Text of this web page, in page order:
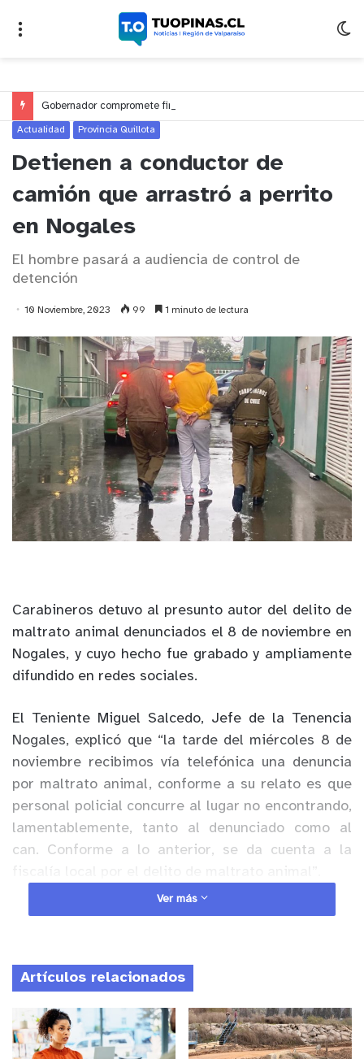
Actualidad Provincia Quillota
Detienen a conductor de
camión que arrastró a perrito
en Nogales
El hombre pasará a audiencia de control de
detención
10 Noviembre, 2023 99 1 minuto de lectura
Carabineros detuvo al presunto autor del delito de
maltrato animal denunciados el 8 de noviembre en
Nogales, y cuyo hecho fue grabado y ampliamente
difundido en redes sociales.
El Teniente Miguel Salcedo, Jefe de la Tenencia
Nogales, explicó que “la tarde del miércoles 8 de
noviembre recibimos vía telefónica una denuncia
por maltrato animal, conforme a su relato es que
personal policial concurre al lugar no encontrando,
lamentablemente, tanto al denunciado como al
can. Conforme a lo anterior, se da cuenta a la
Anuncio Patrocinado
Comisaría La Calera comienza las diligencias para
dar con el paradero del presunto autor de este
delito, siendo ubicado y detenido en horas de esta
noche en la comuna de La Calera.
Ver más
Artículos relacionados